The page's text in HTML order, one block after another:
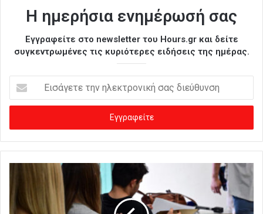
Η ημερήσια ενημέρωσή σας
Εγγραφείτε στο newsletter του Hours.gr και δείτε
συγκεντρωμένες τις κυριότερες ειδήσεις της ημέρας.
σ
γ
ε